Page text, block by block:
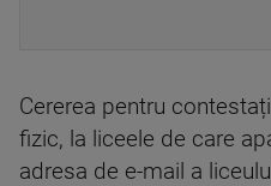
Cererea pentru
fizic, la liceele de care
adresa de e-mail a